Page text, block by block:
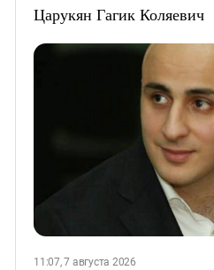
Царукян Гагик Коляевич
11:07, 7 августа 2026